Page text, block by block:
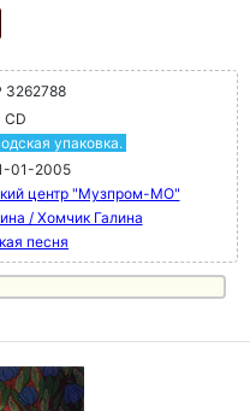
3262788
CD
упаковка.
01-2005
центр "Музпром-МО"
/ Хомчик Галина
песня